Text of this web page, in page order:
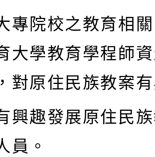
專院校之教育相
大學教育學程師
對原住民族教案
興趣發展原住民
員。